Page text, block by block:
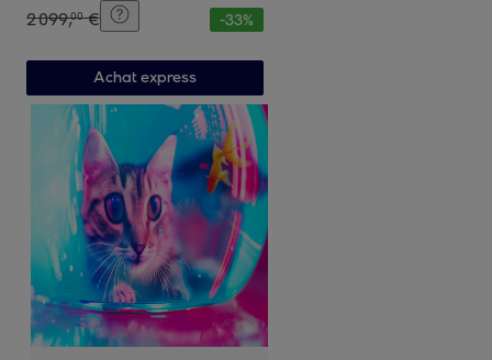
2099,00 € -33%
Achat express